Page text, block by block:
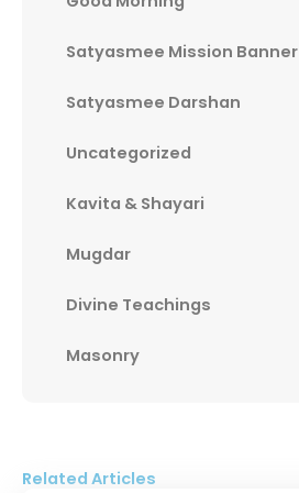
Satyasmee Mission Banner
Satyasmee Darshan
Uncategorized
Kavita & Shayari
Mugdar
Divine Teachings
Masonry
Related Articles